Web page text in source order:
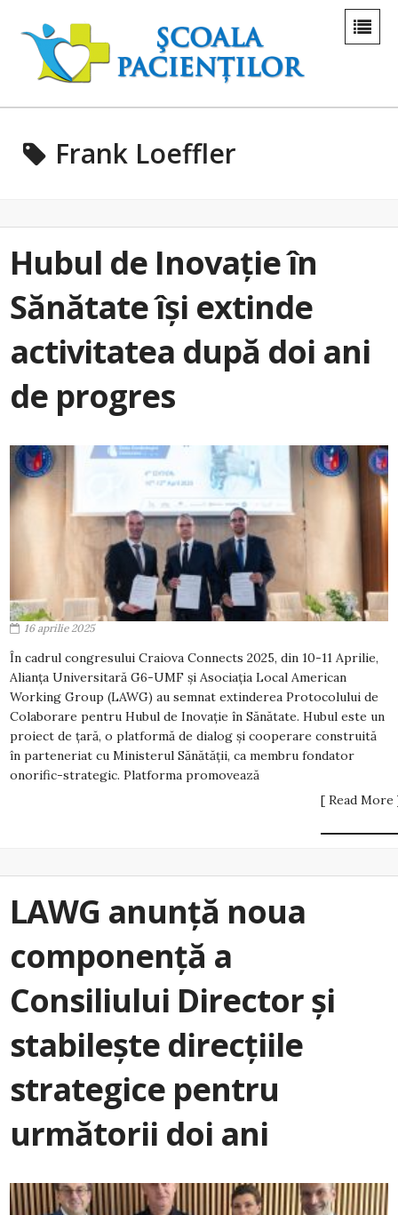
Frank Loeffler
Hubul de Inovație în
Sănătate își extinde
activitatea după doi ani
de progres
16 aprilie 2025
În cadrul congresului Craiova Connects 2025, din 10-11 Aprilie,
Alianța Universitară G6-UMF și Asociația Local American
Working Group (LAWG) au semnat extinderea Protocolului de
Colaborare pentru Hubul de Inovație în Sănătate. Hubul este un
proiect de țară, o platformă de dialog și cooperare construită
în parteneriat cu Ministerul Sănătății, ca membru fondator
onorific-strategic. Platforma promovează
[ Read More
LAWG anunță noua
componență a
Consiliului Director și
stabilește direcțiile
strategice pentru
următorii doi ani